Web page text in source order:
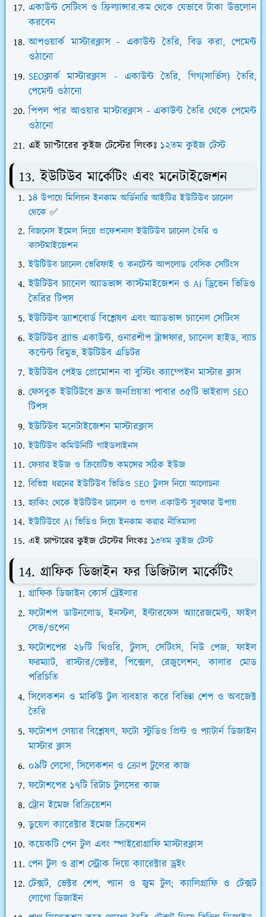
একাউন্ট সেটিংস ও ফ্রিল্যান্সার.কম থেকে যেভাবে টাকা উত্তলোন
করবেন
আপওয়ার্ক মাস্টারক্লাস - একাউন্ট তৈরি, বিড করা, পেমেন্ট
ওঠানো
SEOক্লার্ক মাস্টারক্লাস - একাউন্ট তৈরি, গিগ(সার্ভিস) তৈরি,
পেমেন্ট ওঠানো
পিপল পার আওয়ার মাস্টারক্লাস - একাউন্ট তৈরি থেকে পেমেন্ট
ওঠানো
এই চ্যাপ্টারের কুইজ টেস্টের লিংকঃ ১২তম কুইজ টেস্ট
13. ইউটিউব মার্কেটিং এবং মনেটাইজেশন
১৪ উপায়ে মিলিয়ন ইনকাম অর্ডিনারি আইটির ইউটিউব চ্যানেল
থেকে ✅
বিজনেস ইমেল দিয়ে প্রফেশনাল ইউটিউব চ্যানেল তৈরি ও
কাস্টমাইজেশন
ইউটিউব চ্যানেল ভেরিফাই ও কনটেন্ট আপলোড বেসিক সেটিংস
ইউটিউব চ্যানেল অ্যাডভান্স কাস্টমাইজেশন ও Ai ড্রিভেন ভিডিও
তৈরির টিপস
ইউটিউব ড্যাশবোর্ড বিশ্লেষণ এবং অ্যাডভান্স চ্যানেল সেটিংস
ইউটিউব ব্র্যান্ড একাউন্ট, ওনারশীপ ট্রান্সফার, চ্যানেল হাইড, ব্যাচ
কন্টেন্ট রিমুভ, ইউটিউব এডিটর
ইউটিউব পেইড প্রোমোশন বা বুস্টিং ক্যাম্পেইন মাস্টার ক্লাস
ফেসবুক ইউটিউবে দ্রুত জনপ্রিয়তা পাবার ৩৫টি ভাইরাল SEO
টিপস
ইউটিউব মনেটাইজেশন মাস্টারক্লাস
ইউটিউব কমিউনিটি গাইডলাইনস
ফেয়ার ইউজ ও ক্রিয়েটিভ কমন্সের সঠিক ইউজ
বিভিন্ন ধরনের ইউটিউব ভিডিও SEO টুলস নিয়ে আলোচনা
হ্যাকিং থেকে ইউটিউব চ্যানেল ও গুগল একাউন্ট সুরক্ষার উপায়
ইউটিউবে Ai ভিডিও দিয়ে ইনকাম করার নীতিমালা
এই চ্যাপ্টারের কুইজ টেস্টের লিংকঃ ১৩তম কুইজ টেস্ট
14. গ্রাফিক ডিজাইন ফর ডিজিটাল মার্কেটিং
গ্রাফিক ডিজাইন কোর্স ট্রেইলার
ফটোশপ ডাউনলোড, ইনস্টল, ইন্টারফেস অ্যারেজমেন্ট, ফাইল
সেভ/ওপেন
ফটোশপের ২৮টি থিওরি, টুলস, সেটিংস, নিউ পেজ, ফাইল
ফরম্যাট, রাস্টার/ভেক্টর, পিক্সেল, রেজুলেশন, কালার মোড
পরিচিতি
সিলেকশন ও মার্কিউ টুল ব্যবহার করে বিভিন্ন শেপ ও অবজেক্ট
তৈরি
ফটোশপ লেয়ার বিশ্লেষণ, ফটো স্টুডিও প্রিন্ট ও প্যাটার্ন ডিজাইন
মাস্টার ক্লাস
০৯টি লেসো, সিলেকশন ও ক্রোপ টুলের কাজ
ফটোশপের ১৭টি রিটাচ টুলসের কাজ
ট্রোন ইমেজ রিক্রিয়েশন
ডুয়েল ক্যারেক্টার ইমেজ ক্রিয়েশন
কয়েকটি পেন টুল এবং স্পাইরোগ্রাফি মাস্টারক্লাস
পেন টুল ও ব্রাশ স্ট্রোক দিয়ে ক্যারেক্টার ড্রইং
টেক্সট, ভেক্টর শেপ, প্যান ও জুম টুল; ক্যালিগ্রাফি ও টেক্সট
লোগো ডিজাইন